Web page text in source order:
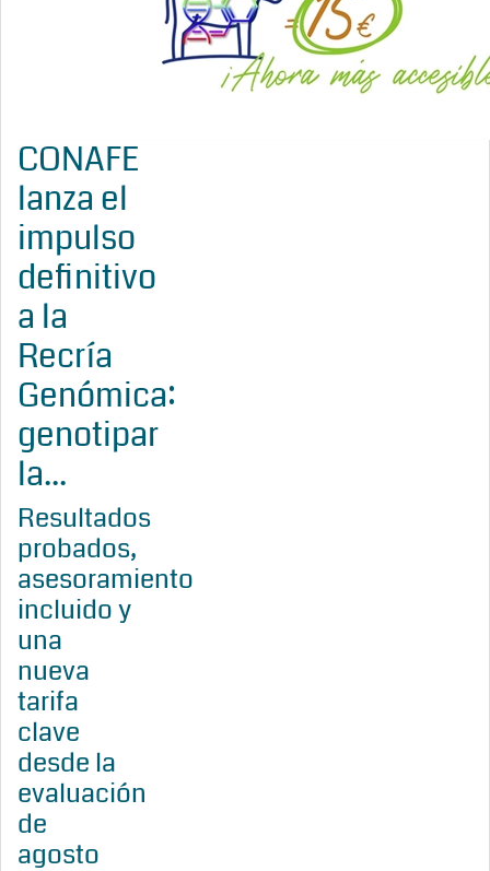
CONAFE
lanza el
impulso
definitivo
a la
Recría
Genómica:
genotipar
la...
Resultados
probados,
asesoramiento
incluido y
una
nueva
tarifa
clave
desde la
evaluación
de
agosto